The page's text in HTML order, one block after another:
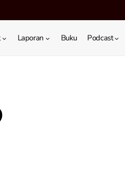
Laporan Buku Podcast